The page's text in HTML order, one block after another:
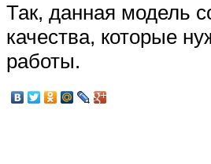
Так, данная модель
качества, которые
работы.